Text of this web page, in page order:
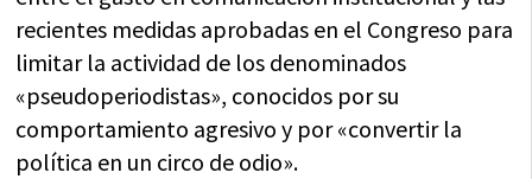
recientes medidas aprobadas en el Congreso para
limitar la actividad de los denominados
«pseudoperiodistas», conocidos por su
comportamiento agresivo y por «convertir la
política en un circo de odio».